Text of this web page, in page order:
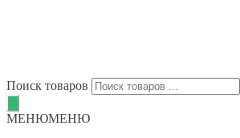
Поиск товаров
МЕНЮМЕНЮ